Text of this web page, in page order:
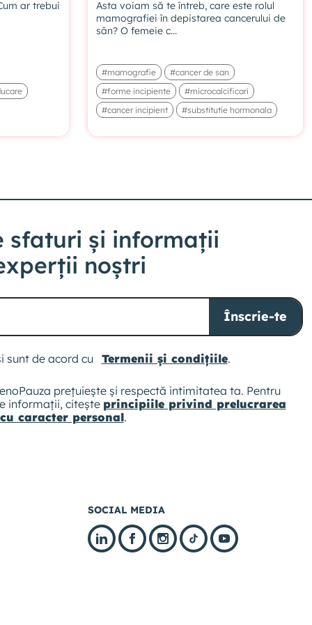
14. Durata tratamentului hormonal
VIDEO EXCLUSIV ABONAȚILOR
15. Istoric medical și tratamentul
16. Menopauza indusă și tratamentul
VIDEO EXCLUSIV ABONAȚILOR
17. Cancer și substituție hormonală
VIDEO EXCLUSIV ABONAȚILOR
18. Histerectomie totală și substituția
VIDEO EXCLUSIV ABONAȚILOR
20. Studiu Women's Health
ar trebui
Asta voiam să te întreb, care este rolul
mamografiei în depistarea cancerului de
sân? O femeie c...
#mamografie
#cancer de san
#forme incipiente
#microcalcificari
#cancer incipient
#substitutie hormonala
sfaturi și informații
noștri
Înscrie-te
sunt de acord cu Termenii și condițiile.
prețuiește și respectă intimitatea ta. Pentru
informații, citește principiile privind prelucrarea
caracter personal.
SOCIAL MEDIA